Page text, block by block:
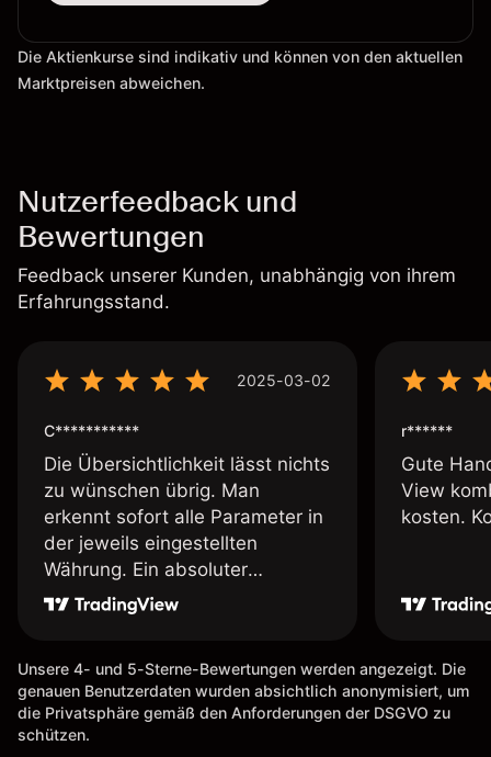
Die Aktienkurse sind indikativ und können von den aktuellen
Marktpreisen abweichen.
Nutzerfeedback und
Bewertungen
Feedback unserer Kunden, unabhängig von ihrem
Erfahrungsstand.
2025-03-02
C***********
Die Übersichtlichkeit lässt nichts
zu wünschen übrig. Man
erkennt sofort alle Parameter in
der jeweils eingestellten
Währung. Ein absoluter
Pluspunkt an dieser Stelle.
r******
Gute
View
kosten.
Unsere 4- und 5-Sterne-Bewertungen werden angezeigt. Die
genauen Benutzerdaten wurden absichtlich anonymisiert, um
die Privatsphäre gemäß den Anforderungen der DSGVO zu
schützen.